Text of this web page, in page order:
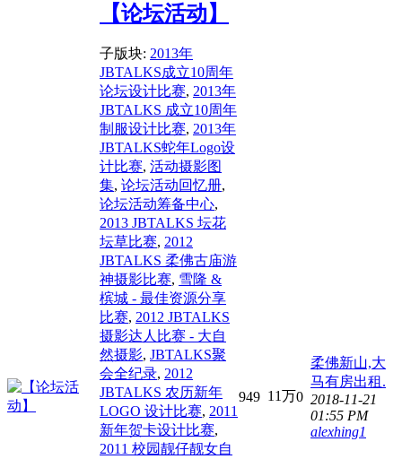
【论坛活动】
子版块: 2013年
JBTALKS成立10周年
论坛设计比赛, 2013年
JBTALKS 成立10周年
制服设计比赛, 2013年
JBTALKS蛇年Logo设
计比赛, 活动摄影图
集, 论坛活动回忆册,
论坛活动筹备中心,
2013 JBTALKS 坛花
坛草比赛, 2012
JBTALKS 柔佛古庙游
神摄影比赛, 雪隆 &
槟城 - 最佳资源分享
比赛, 2012 JBTALKS
摄影达人比赛 - 大自
然摄影, JBTALKS聚
会全纪录, 2012
JBTALKS 农历新年
LOGO 设计比赛, 2011
新年贺卡设计比赛,
2011 校园靓仔靓女自
949 11万0
柔佛新山,大
马有房出租.
2018-11-21
01:55 PM
alexhing1